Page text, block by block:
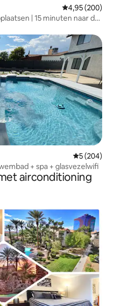
Gemiddelde
4,95 (200)
| 15 minuten naar de
5 (204)
+ spa + glasvezelwifi
airconditioning